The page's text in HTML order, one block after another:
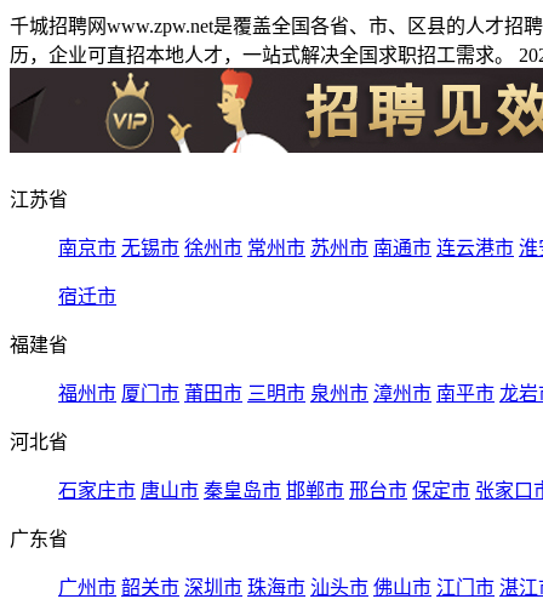
千城招聘网www.zpw.net是覆盖全国各省、市、区县的人才
历，企业可直招本地人才，一站式解决全国求职招工需求。
江苏省
南京市 无锡市 徐州市 常州市 苏州市 南通市 连云港市 淮
宿迁市
福建省
福州市 厦门市 莆田市 三明市 泉州市 漳州市 南平市 龙岩
河北省
石家庄市 唐山市 秦皇岛市 邯郸市 邢台市 保定市 张家口
广东省
广州市 韶关市 深圳市 珠海市 汕头市 佛山市 江门市 湛江